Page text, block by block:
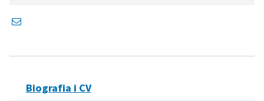
Biografia i CV